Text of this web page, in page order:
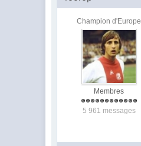
Champion d'Europe
Membres
5 961 messages